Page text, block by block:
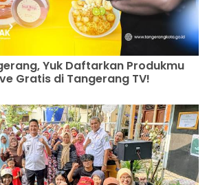
Yuk Daftarkan Produkmu
Gratis di Tangerang TV!